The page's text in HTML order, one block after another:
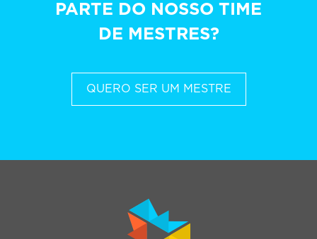
PARTE DO NOSSO TIME
DE MESTRES?
QUERO SER UM MESTRE